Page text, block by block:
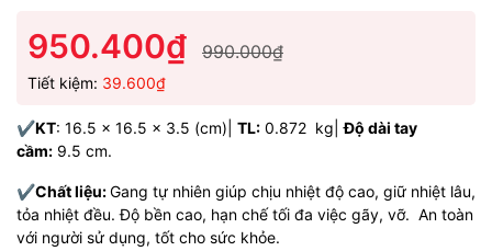
950.400₫ 990.000₫
Tiết kiệm: 39.600₫
✔️KT: 16.5 x 16.5 x 3.5 (cm)| TL: 0.872 kg|Độ dài tay
cầm: 9.5 cm.
✔️Chất liệu:Gang tự nhiên giúp chịu nhiệt độ cao, giữ nhiệt lâu,
tỏa nhiệt đều. Độ bền cao, hạn chế tối đa việc gãy, vỡ. An toàn
với người sử dụng, tốt cho sức khỏe.